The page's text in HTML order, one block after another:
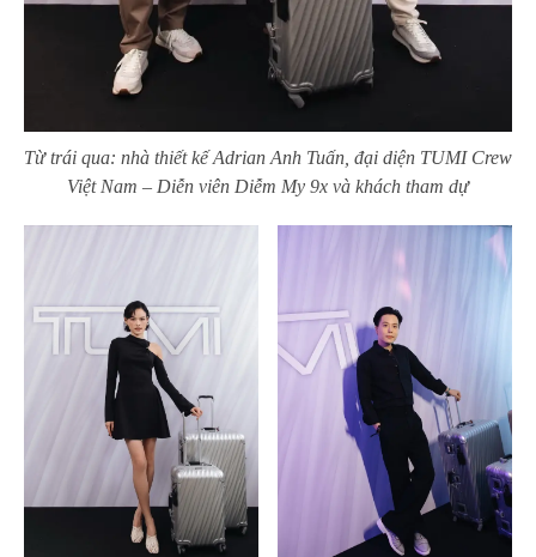
Từ trái qua: nhà thiết kế Adrian Anh Tuấn, đại diện TUMI Crew
Việt Nam – Diễn viên Diễm My 9x và khách tham dự